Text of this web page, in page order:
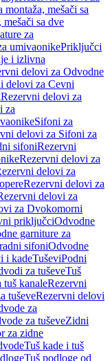
montaža, mešači sa
sa dve
za
umivaonikePriključci
i izlivna
delovi za Odvodne
delovi za Cevni
Rezervni delovi za
za
Sifoni za
delovi za Sifoni za
sifoniRezervni
Rezervni delovi za
delovi za
Rezervni delovi za
delovi za
za Dvokomorni
priključciOdvodne
garniture za
sifoniOdvodne
i kadeTuševiPodni
za tuševeTuš
tuš kanaleRezervni
tuševeRezervni delovi
za
za tuševeZidni
za zidne
Tuš kade i tuš
Tuš podloge od